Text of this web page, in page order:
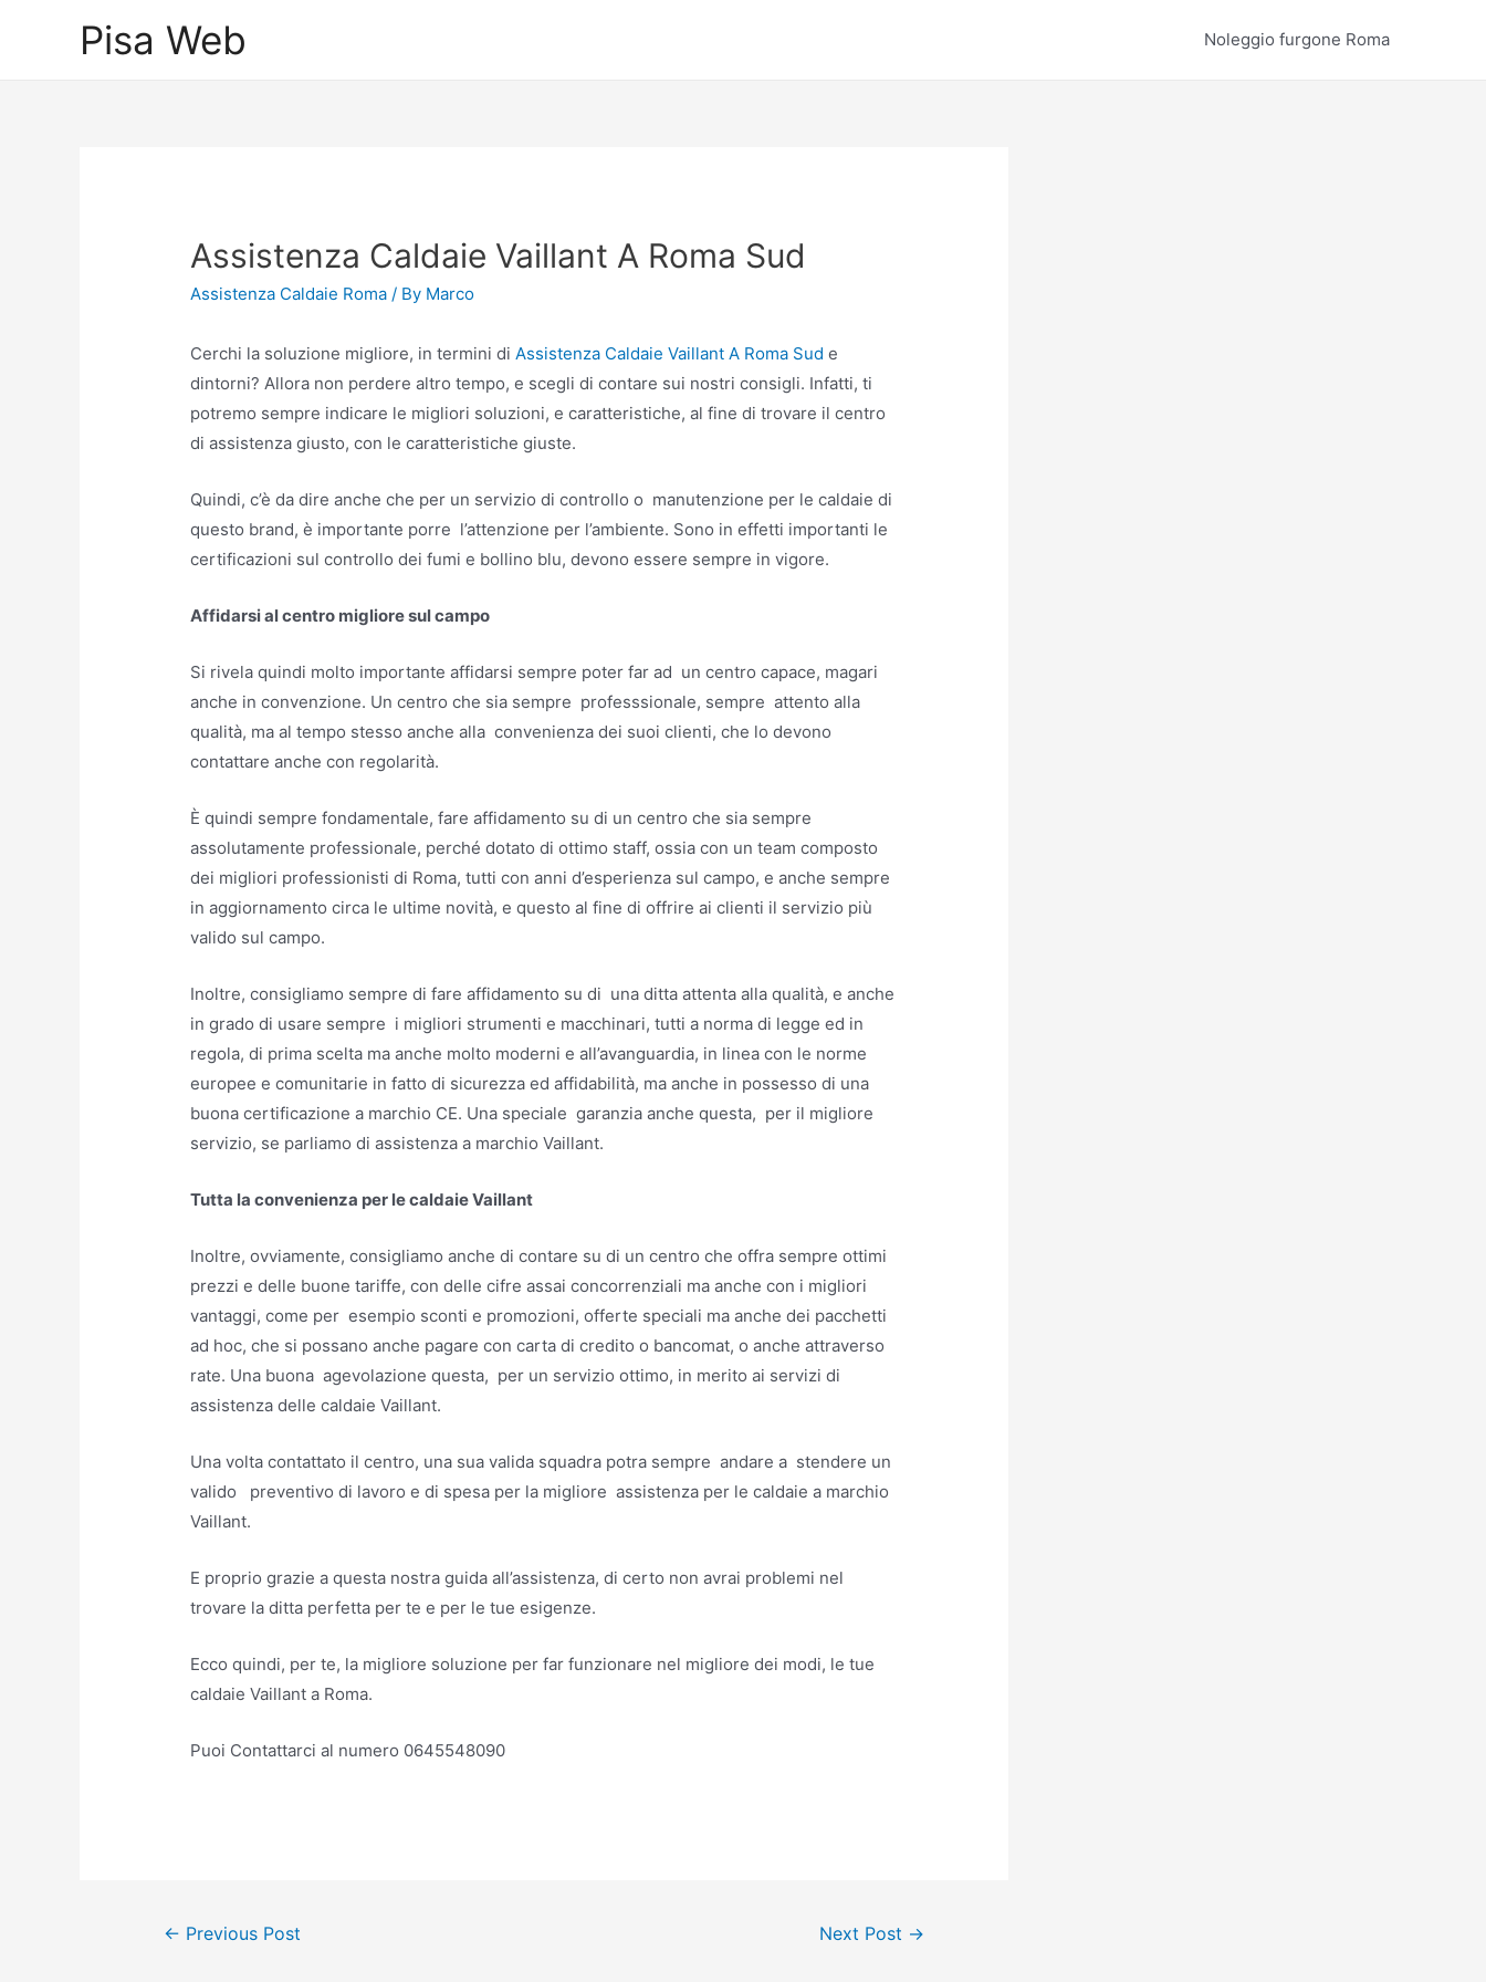
Pisa Web Noleggio furgone Roma
Assistenza Caldaie Vaillant A Roma Sud
Assistenza Caldaie Roma / By Marco
Cerchi la soluzione migliore, in termini diAssistenza Caldaie Vaillant A Roma Sud e
dintorni? Allora non perdere altro tempo, e scegli di contare sui nostri consigli. Infatti, ti
potremo sempre indicare le migliori soluzioni, e caratteristiche, al fine di trovare il centro
di assistenza giusto, con le caratteristiche giuste.
Quindi, c’è da dire anche che per un servizio di controllo o manutenzione per le caldaie di
questo brand, è importante porre l’attenzione per l’ambiente. Sono in effetti importanti le
certificazioni sul controllo dei fumi e bollino blu, devono essere sempre in vigore.
Affidarsi al centro migliore sul campo
Si rivela quindi molto importante affidarsi sempre poter far ad un centro capace, magari
anche in convenzione. Un centro che sia sempre professsionale, sempre attento alla
qualità, ma al tempo stesso anche alla convenienza dei suoi clienti, che lo devono
contattare anche con regolarità.
È quindi sempre fondamentale, fare affidamento su di un centro che sia sempre
assolutamente professionale, perché dotato di ottimo staff, ossia con un team composto
dei migliori professionisti di Roma, tutti con anni d’esperienza sul campo, e anche sempre
in aggiornamento circa le ultime novità, e questo al fine di offrire ai clienti il servizio più
valido sul campo.
Inoltre, consigliamo sempre di fare affidamento su di una ditta attenta alla qualità, e anche
in grado di usare sempre i migliori strumenti e macchinari, tutti a norma di legge ed in
regola, di prima scelta ma anche molto moderni e all’avanguardia, in linea con le norme
europee e comunitarie in fatto di sicurezza ed affidabilità, ma anche in possesso di una
buona certificazione a marchio CE. Una speciale garanzia anche questa, per il migliore
servizio, se parliamo di assistenza a marchio Vaillant.
Tutta la convenienza per le caldaie Vaillant
Inoltre, ovviamente, consigliamo anche di contare su di un centro che offra sempre ottimi
prezzi e delle buone tariffe, con delle cifre assai concorrenziali ma anche con i migliori
vantaggi, come per esempio sconti e promozioni, offerte speciali ma anche dei pacchetti
ad hoc, che si possano anche pagare con carta di credito o bancomat, o anche attraverso
rate. Una buona agevolazione questa, per un servizio ottimo, in merito ai servizi di
assistenza delle caldaie Vaillant.
Una volta contattato il centro, una sua valida squadra potra sempre andare a stendere un
valido preventivo di lavoro e di spesa per la migliore assistenza per le caldaie a marchio
Vaillant.
E proprio grazie a questa nostra guida all’assistenza, di certo non avrai problemi nel
trovare la ditta perfetta per te e per le tue esigenze.
Ecco quindi, per te, la migliore soluzione per far funzionare nel migliore dei modi, le tue
caldaie Vaillant a Roma.
Puoi Contattarci al numero 0645548090
Post← Previous Post Next Post →